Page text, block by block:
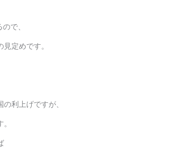
で、
定めです。
利上げですが、